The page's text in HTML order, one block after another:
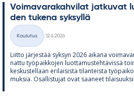
Voi­ma­va­ra­kah­vi­lat jat­ku­vat
den tu­kena syk­syllä
Kategoriat
Koulutus
12.6.2026
Liitto jär­jes­tää syk­syn 2026 ai­kana
nattu työ­paik­ko­jen luot­ta­mus­teh­tä­vissä
kes­kus­tel­laan eri­lai­sista ti­lan­teista
muk­sia. Osal­lis­tu­jat ovat saa­neet